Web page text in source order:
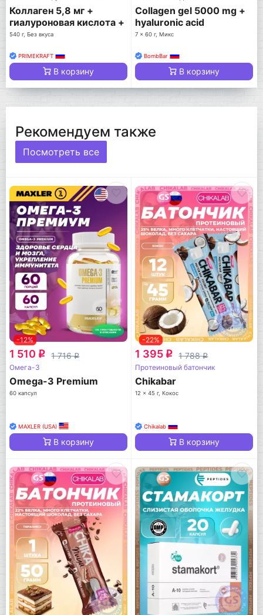
Коллаген 5,8 мг +
гиалуроновая кислота +
витамин С
540 г, Без вкуса
PRIMEKRAFT
В корзину
Collagen gel 5000 mg +
hyaluronic acid
7 x 60 г, Микс
BombBar
В корзину
Рекомендуем также
Посмотреть все
-12%
1 510 q 1 716q
Омега-3
Omega-3 Premium
60 капсул
MAXLER (USA)
В корзину
-22%
1 395 q 1 788q
Протеиновый батончик
Chikabar
12 x 45 г, Кокос
Chikalab
В корзину